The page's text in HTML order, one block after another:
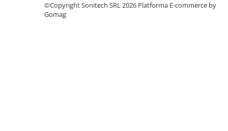
Variator de tensiune
©Copyright Sonitech SRL 2026 Platforma E-commerce by
Gomag